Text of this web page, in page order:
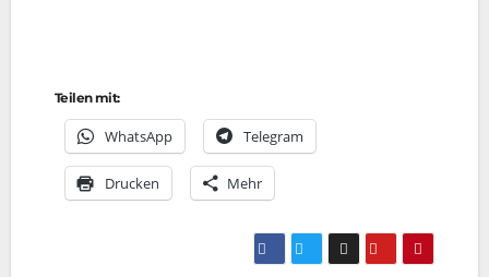
Teilen mit:
Whats­App Tele­gram
Dru­cken Mehr